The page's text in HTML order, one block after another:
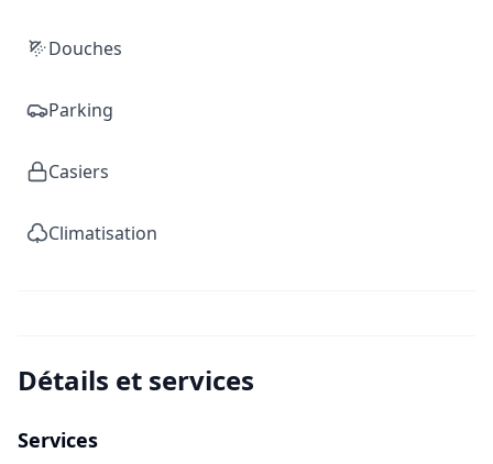
Douches
Parking
Casiers
Climatisation
Détails et services
Services